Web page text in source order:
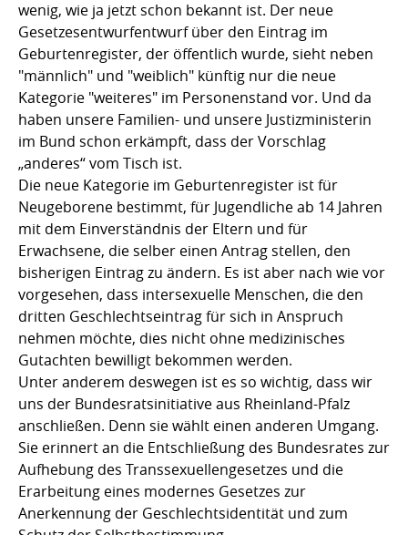
wenig, wie ja jetzt schon bekannt ist. Der neue
Gesetzesentwurfentwurf über den Eintrag im
Geburtenregister, der öffentlich wurde, sieht neben
"männlich" und "weiblich" künftig nur die neue
Kategorie "weiteres" im Personenstand vor. Und da
haben unsere Familien- und unsere Justizministerin
im Bund schon erkämpft, dass der Vorschlag
„anderes“ vom Tisch ist.
Die neue Kategorie im Geburtenregister ist für
Neugeborene bestimmt, für Jugendliche ab 14 Jahren
mit dem Einverständnis der Eltern und für
Erwachsene, die selber einen Antrag stellen, den
bisherigen Eintrag zu ändern. Es ist aber nach wie vor
vorgesehen, dass intersexuelle Menschen, die den
dritten Geschlechtseintrag für sich in Anspruch
nehmen möchte, dies nicht ohne medizinisches
Gutachten bewilligt bekommen werden.
Unter anderem deswegen ist es so wichtig, dass wir
uns der Bundesratsinitiative aus Rheinland-Pfalz
anschließen. Denn sie wählt einen anderen Umgang.
Sie erinnert an die Entschließung des Bundesrates zur
Aufhebung des Transsexuellengesetzes und die
Erarbeitung eines modernes Gesetzes zur
Anerkennung der Geschlechtsidentität und zum